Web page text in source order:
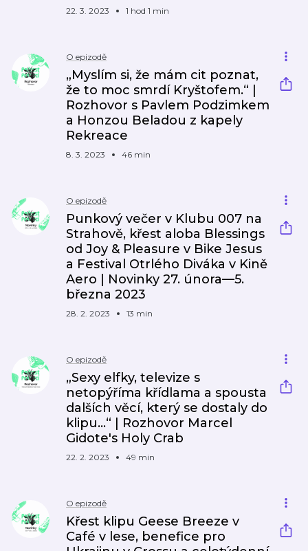
22. 3. 2023 1 hod 1 min
O epizodě
„Myslím si, že mám cit poznat,
že to moc smrdí Kryštofem.“ |
Rozhovor s Pavlem Podzimkem
a Honzou Beladou z kapely
Rekreace
8. 3. 2023 46 min
O epizodě
Punkový večer v Klubu 007 na
Strahově, křest aloba Blessings
od Joy & Pleasure v Bike Jesus
a Festival Otrlého Diváka v Kině
Aero | Novinky 27. února—5.
března 2023
28. 2. 2023 13 min
O epizodě
„Sexy elfky, televize s
netopýříma křídlama a spousta
dalších věcí, který se dostaly do
klipu…“ | Rozhovor Marcel
Gidote's Holy Crab
22. 2. 2023 49 min
O epizodě
Křest klipu Geese Breeze v
Café v lese, benefice pro